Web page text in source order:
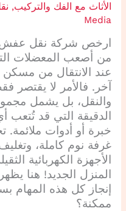
الأثاث مع الفك والتركيب,
Media
ارخص شركة نقل
من أصعب المعضلات التي
عند الانتقال من
آخر. فالأمر لا يقتصر
والنقل، بل يشمل
الدقيقة التي قد
خبرة أو أدوات
غرفة نوم كاملة،
الأجهزة الكهربائية
المنزل الجديد! هنا
إنجاز كل هذه المهام
ممكنة؟